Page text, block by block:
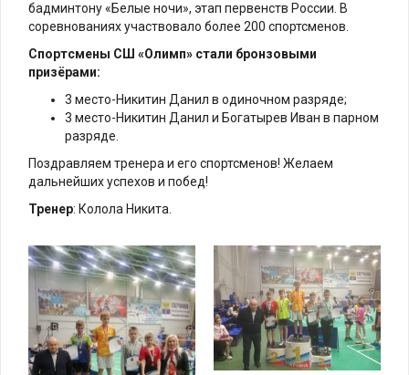
бадминтону «Белые ночи», этап первенств России. В
соревнованиях участвовало более 200 спортсменов.
Спортсмены СШ «Олимп» стали бронзовыми
призёрами:
3 место-Никитин Данил в одиночном разряде;
3 место-Никитин Данил и Богатырев Иван в парном
разряде.
Поздравляем тренера и его спортсменов! Желаем
дальнейших успехов и побед!
Тренер: Колола Никита.